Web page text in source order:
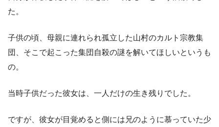
た。
子供の頃、母親に連れられ孤立した山村のカルト宗教集
団、そこで起こった集団自殺の謎を解いてほしいというも
の。
当時子供だった彼女は、一人だけの生き残りでした。
ですが、彼女が目覚めると側には兄のように慕っていた少